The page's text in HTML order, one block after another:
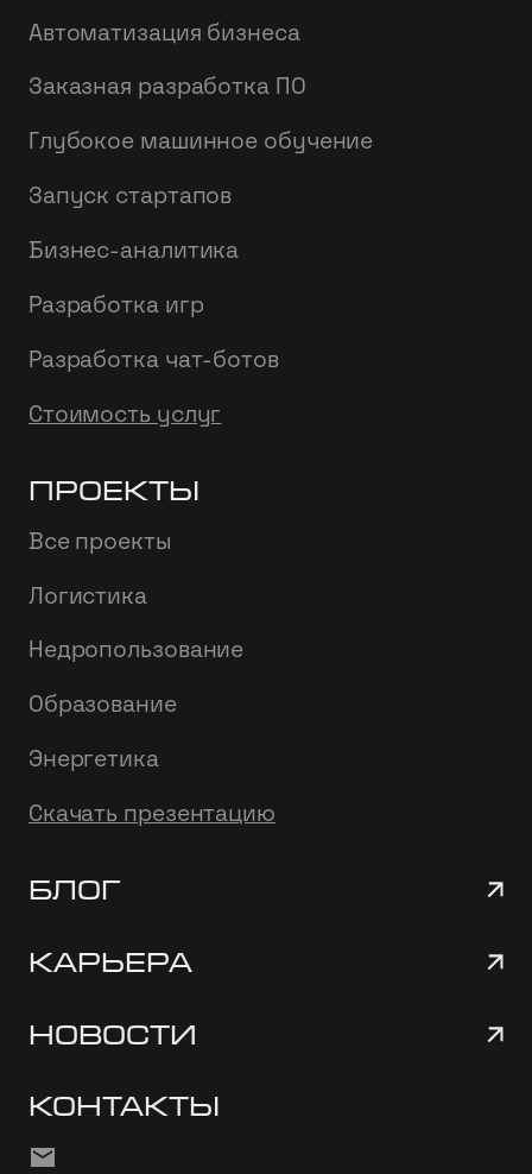
Автоматизация бизнеса
Заказная разработка ПО
Глубокое машинное обучение
Запуск стартапов
Бизнес-аналитика
Разработка игр
Разработка чат-ботов
Стоимость услуг
Проекты
Все проекты
Логистика
Недропользование
Образование
Энергетика
Скачать презентацию
Блог
Карьера
Новости
Контакты